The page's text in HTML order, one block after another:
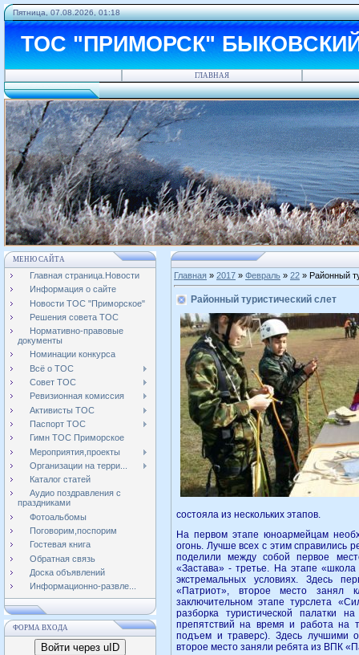
Пятница, 07.08.2026, 01:18
ТОС "ПРИМОРСК"
ГЛАВНАЯ
МЕНЮ САЙТА
Главная страница.Новости
Информация о сайте
Новости ТОС "Приморское"
Решения совета ТОС
Нормативно-правовые
документы
Номинации конкурса
Всё о ТОС
Совет ТОС
Ревизионная комиссия
Активисты ТОС
Паспорт ТОС
Гимн ТОС Приморское
Мероприятия,проекты
Организации на терри...
Каталог статей
Аудио поздравления с
праздниками
Фотоальбомы
Поговорим,поспорим
Гостевая книга
Обратная связь
Доска объявлений
Информационно-развле...
ФОРМА ВХОДА
Войти через uID
Главная » 2017 » Февраль » 22 » Районный
Районный туристический слет
состояла из нескольких этапов.
На первом этапе юноармейцам
огонь. Лучше всех с этим справились
поделили между собой первое
«Застава» - третье. На этапе
экстремальных условиях. Здесь
«Патриот», второе место занял
заключительном этапе турслета
разборка туристической палатки
препятствий на время и работа на
подъем и траверс). Здесь лучшими
второе место заняли ребята из ВПК